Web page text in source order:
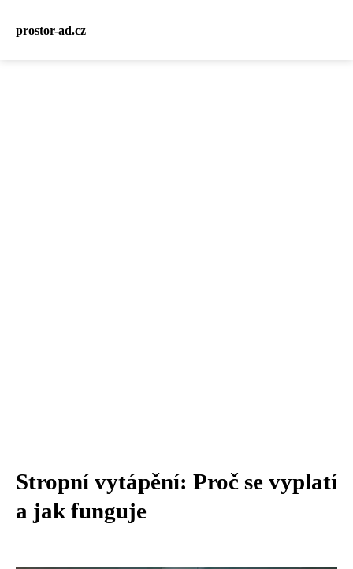
prostor-ad.cz
Stropní vytápění: Proč se vyplatí
a jak funguje